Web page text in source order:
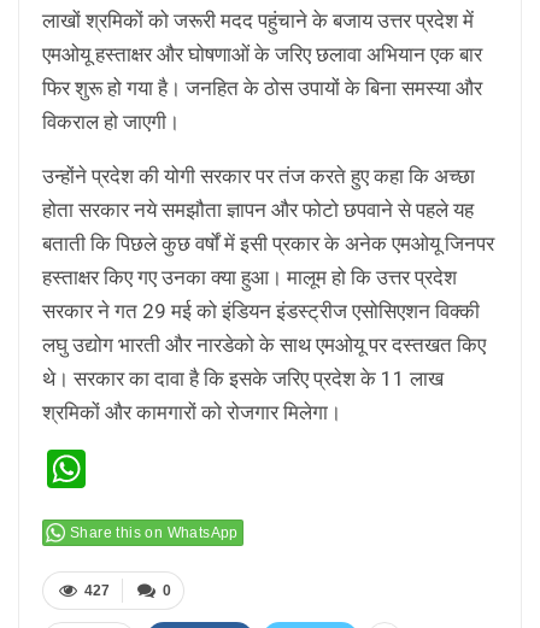
लाखों श्रमिकों को जरूरी मदद पहुंचाने के बजाय उत्तर प्रदेश में
एमओयू हस्ताक्षर और घोषणाओं के जरिए छलावा अभियान एक बार
फिर शुरू हो गया है। जनहित के ठोस उपायों के बिना समस्या और
विकराल हो जाएगी।
उन्होंने प्रदेश की योगी सरकार पर तंज करते हुए कहा कि अच्छा
होता सरकार नये समझौता ज्ञापन और फोटो छपवाने से पहले यह
बताती कि पिछले कुछ वर्षों में इसी प्रकार के अनेक एमओयू जिनपर
हस्ताक्षर किए गए उनका क्या हुआ। मालूम हो कि उत्तर प्रदेश
सरकार ने गत 29 मई को इंडियन इंडस्ट्रीज एसोसिएशन विक्की
लघु उद्योग भारती और नारडेको के साथ एमओयू पर दस्तखत किए
थे। सरकार का दावा है कि इसके जरिए प्रदेश के 11 लाख
श्रमिकों और कामगारों को रोजगार मिलेगा।
Share this on WhatsApp
0
427